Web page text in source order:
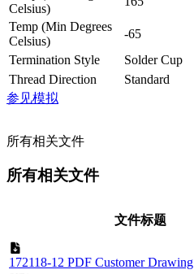
Celsius)
Temp (Min Degrees
Celsius)
-65
Termination Style
Solder Cup
Thread Direction
Standard
参见模拟
所有相关文件
所有相关文件
文件标题
172118-12 PDF Customer Drawing